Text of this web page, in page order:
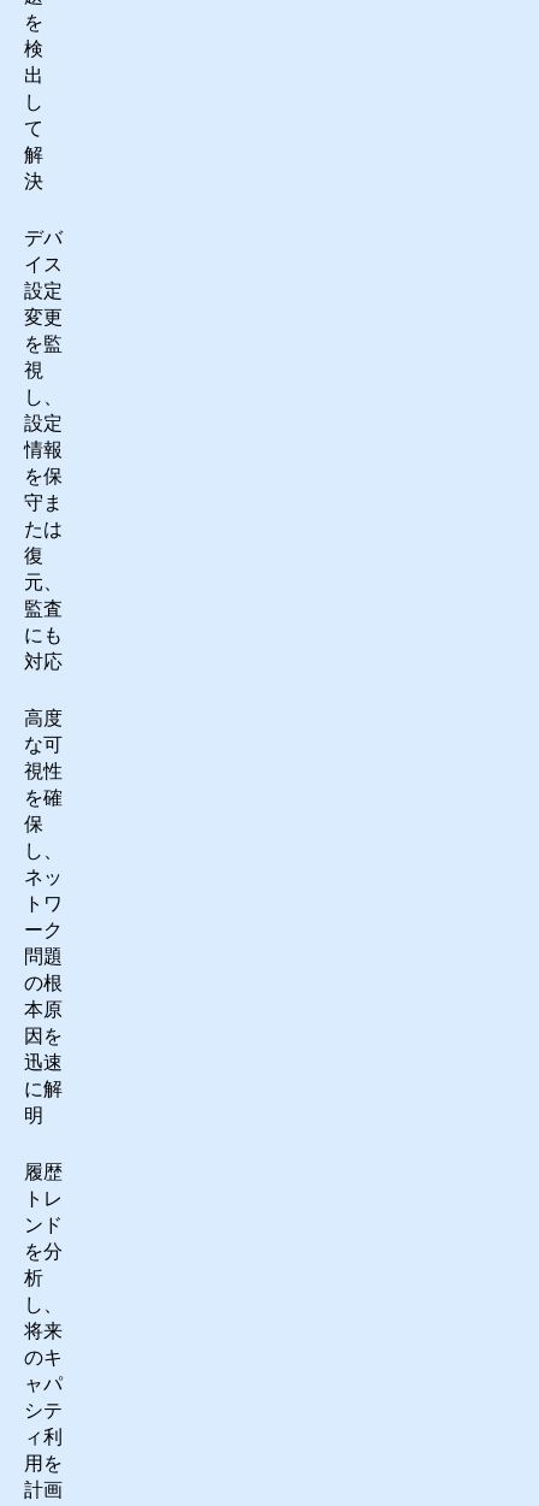
を
検
出
し
て
解
決
デバ
イス
設定
変更
を監
視
し、
設定
情報
を保
守ま
たは
復
元、
監査
にも
対応
高度
な可
視性
を確
保
し、
ネッ
トワ
ーク
問題
の根
本原
因を
迅速
に解
明
履歴
トレ
ンド
を分
析
し、
将来
のキ
ャパ
シテ
ィ利
用を
計画